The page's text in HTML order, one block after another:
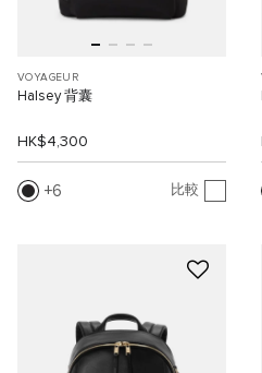
VOYAGEUR
Halsey 背囊
HK$4,300
6 比較